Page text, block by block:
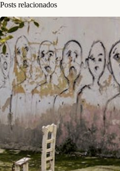
Posts relacionados